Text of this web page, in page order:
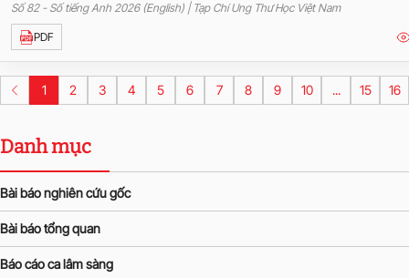
Số 82 - Số tiếng Anh 2026 (English) | Tạp Chí Ung Thư Học Việt Nam
PDF
1 2 3 4 5 6 7 8 9 10 ... 15 16
Danh mục
Bài báo nghiên cứu gốc
Bài báo tổng quan
Báo cáo ca lâm sàng